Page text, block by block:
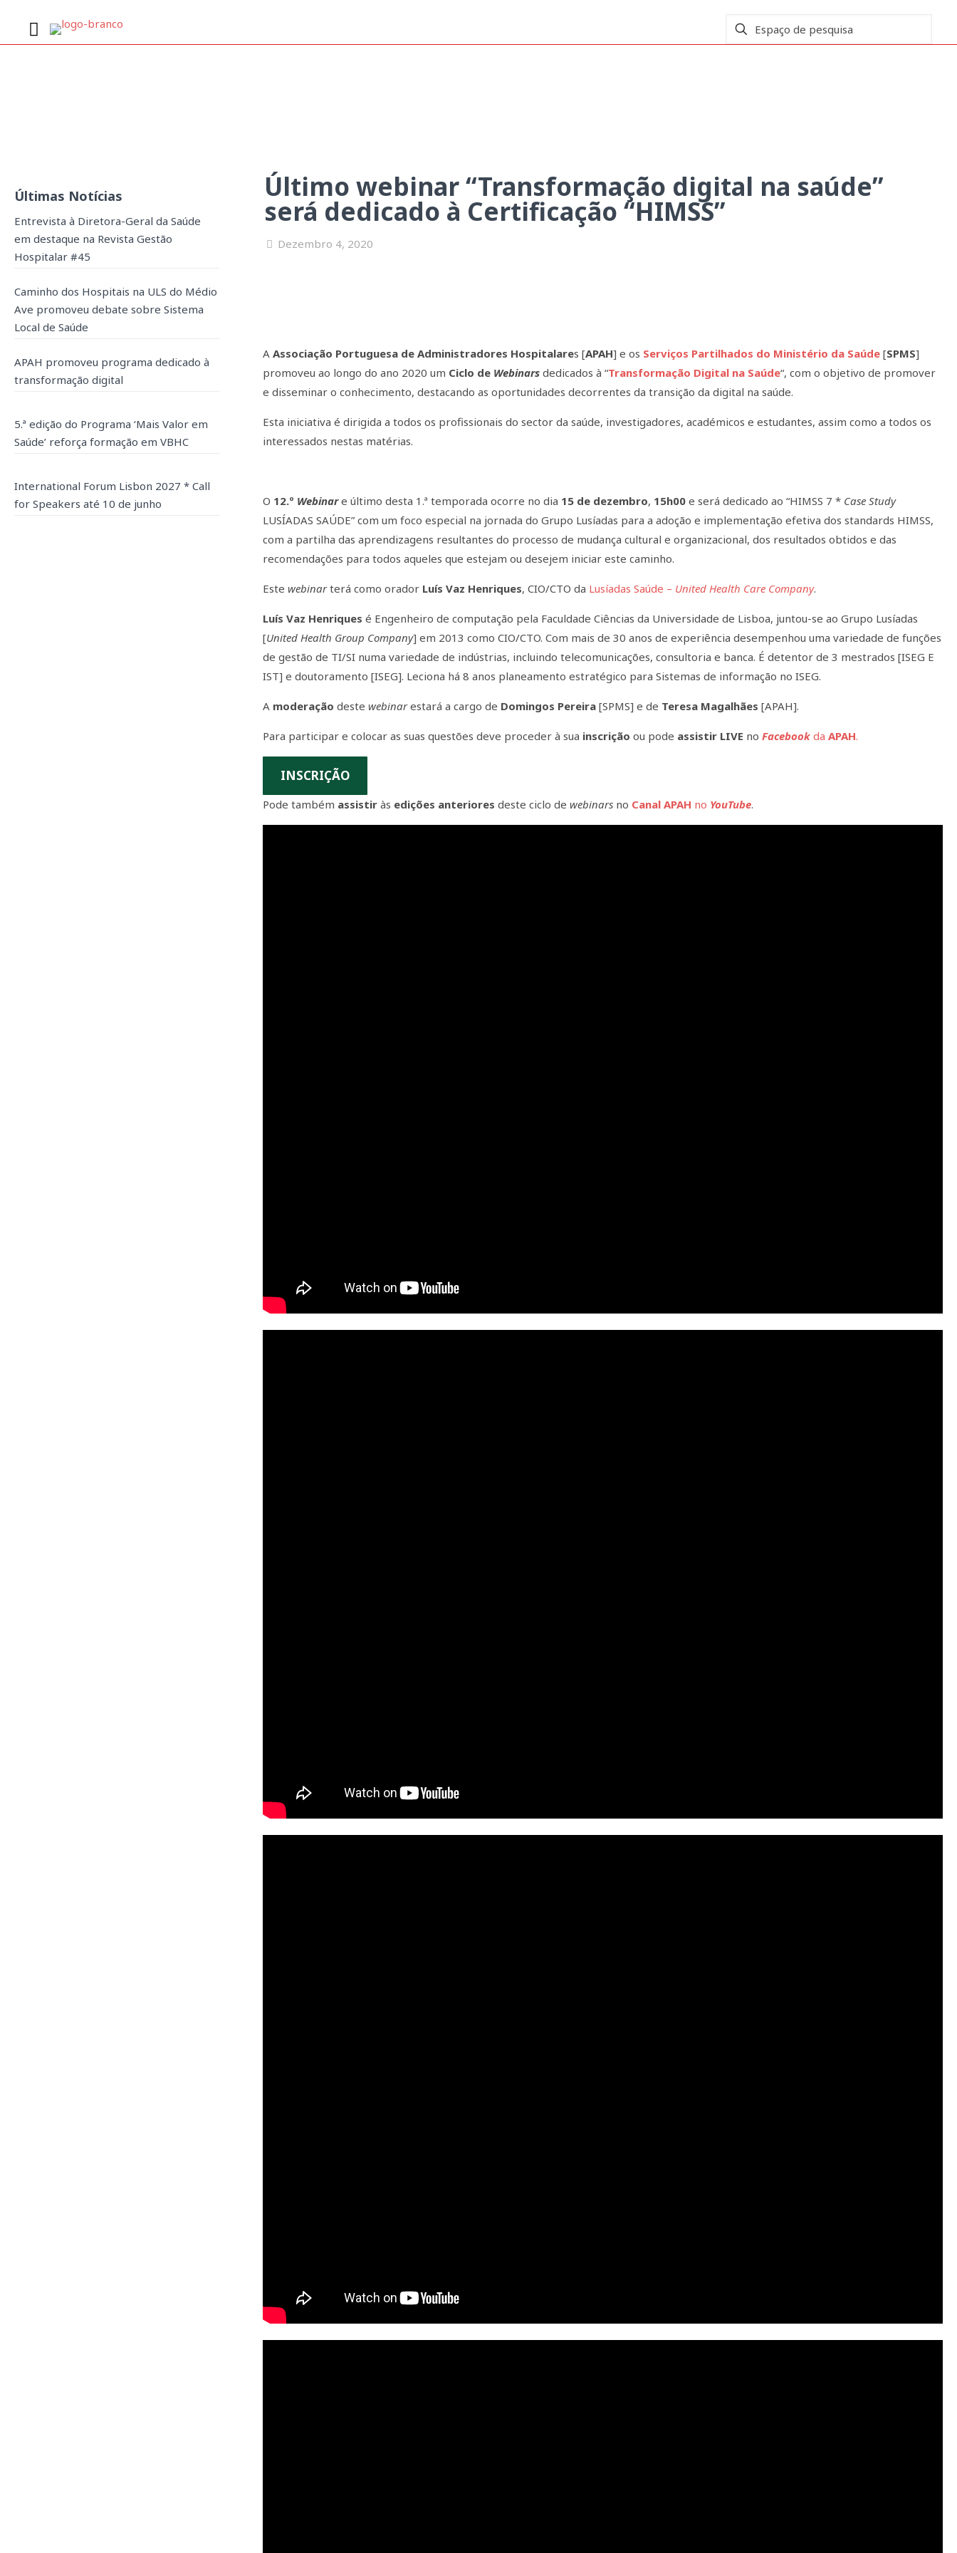
Último webinar “Transformação digital na saúde”
será dedicado à Certificação “HIMSS”
Dezembro 4, 2020
AAssociação Portuguesa de Administradores Hospitalares [APAH] e os Serviços Partilhados do Ministério da Saúde [SPMS]
promoveu ao longo do ano 2020 um Ciclo de Webinars dedicados à “Transformação Digital na Saúde“, com o objetivo de promover
e disseminar o conhecimento, destacando as oportunidades decorrentes da transição da digital na saúde.
Esta iniciativa é dirigida a todos os profissionais do sector da saúde, investigadores, académicos e estudantes, assim como a todos os
interessados nestas matérias.
O 12.º Webinare último desta 1.ª temporada ocorre no dia 15 de dezembro, 15h00 e será dedicado ao “HIMSS 7 * Case Study
LUSÍADAS SAÚDE” com um foco especial na jornada do Grupo Lusíadas para a adoção e implementação efetiva dos standards HIMSS,
com a partilha das aprendizagens resultantes do processo de mudança cultural e organizacional, dos resultados obtidos e das
recomendações para todos aqueles que estejam ou desejem iniciar este caminho.
Este webinarterá como orador Luís Vaz Henriques, CIO/CTO da Lusíadas Saúde – United Health Care Company.
Luís Vaz Henriques é Engenheiro de computação pela Faculdade Ciências da Universidade de Lisboa, juntou-se ao Grupo Lusíadas
[United Health Group Company] em 2013 como CIO/CTO. Com mais de 30 anos de experiência desempenhou uma variedade de funções
de gestão de TI/SI numa variedade de indústrias, incluindo telecomunicações, consultoria e banca. É detentor de 3 mestrados [ISEG E
IST] e doutoramento [ISEG]. Leciona há 8 anos planeamento estratégico para Sistemas de informação no ISEG.
A moderaçãodeste webinarestará a cargo de Domingos Pereira[SPMS] e de Teresa Magalhães[APAH].
Para participar e colocar as suas questões deve proceder à sua inscrição ou pode assistir LIVE noFacebook daAPAH.
INSCRIÇÃO
Pode também assistir às edições anterioresdeste ciclo de webinars no Canal APAH no YouTube.
Últimas Notícias
Entrevista à Diretora-Geral da Saúde
em destaque na Revista Gestão
Hospitalar #45
Caminho dos Hospitais na ULS do Médio
Ave promoveu debate sobre Sistema
Local de Saúde
APAH promoveu programa dedicado à
transformação digital
5.ª edição do Programa ‘Mais Valor em
Saúde’ reforça formação em VBHC
International Forum Lisbon 2027 * Call
for Speakers até 10 de junho